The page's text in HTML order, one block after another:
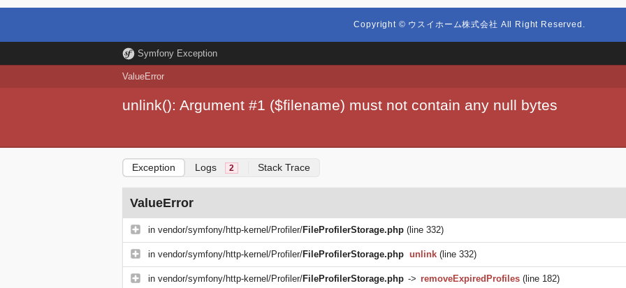
Copyright © ウスイホーム株式会社 All Right Reserved.
Symfony Exception
ValueError
unlink(): Argument #1 ($filename) must not contain any null bytes
Exception Logs 2 Stack Trace
ValueError
in vendor/symfony/http-kernel/Profiler/FileProfilerStorage.php (line 332)
in vendor/symfony/http-kernel/Profiler/FileProfilerStorage.php unlink (line 332)
in vendor/symfony/http-kernel/Profiler/FileProfilerStorage.php -> removeExpiredProfiles (line 182)